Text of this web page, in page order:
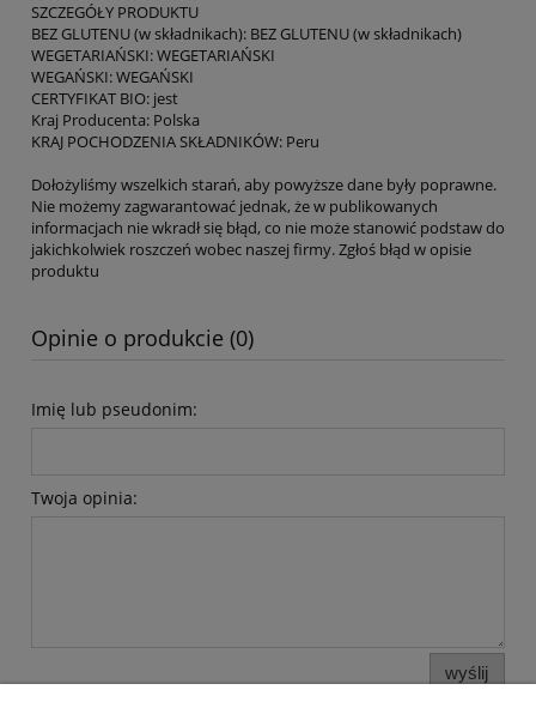
SZCZEGÓŁY PRODUKTU
BEZ GLUTENU (w składnikach): BEZ GLUTENU (w składnikach)
WEGETARIAŃSKI: WEGETARIAŃSKI
WEGAŃSKI: WEGAŃSKI
CERTYFIKAT BIO: jest
Kraj Producenta: Polska
KRAJ POCHODZENIA SKŁADNIKÓW: Peru
Dołożyliśmy wszelkich starań, aby powyższe dane były poprawne.
Nie możemy zagwarantować jednak, że w publikowanych
informacjach nie wkradł się błąd, co nie może stanowić podstaw do
jakichkolwiek roszczeń wobec naszej firmy. Zgłoś błąd w opisie
produktu
Opinie o produkcie (0)
Imię lub pseudonim:
Twoja opinia:
wyślij